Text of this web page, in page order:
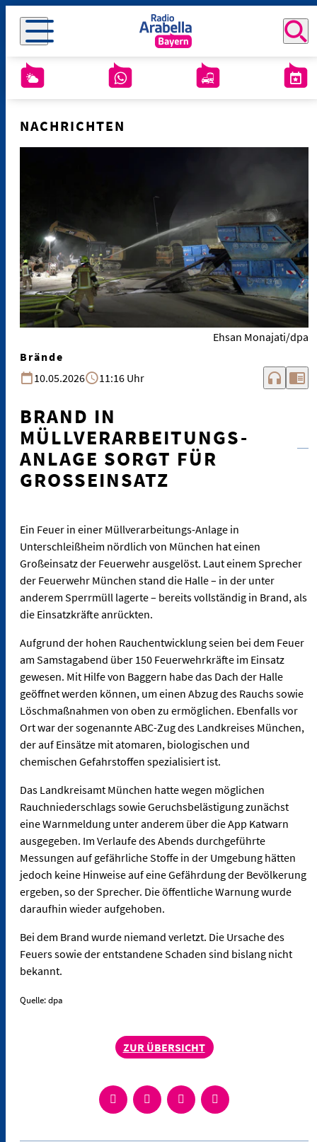
NACHRICHTEN
Ehsan Monajati/dpa
Brände
10.05.2026
11:16 Uhr headphones chrome_reader_mode
BRAND IN
MÜLLVERARBEITUNGS-
ANLAGE SORGT FÜR
GROSSEINSATZ
Ein Feuer in einer Müllverarbeitungs-Anlage in
Unterschleißheim nördlich von München hat einen
Großeinsatz der Feuerwehr ausgelöst. Laut einem Sprecher
der Feuerwehr München stand die Halle – in der unter
anderem Sperrmüll lagerte – bereits vollständig in Brand, als
die Einsatzkräfte anrückten.
Aufgrund der hohen Rauchentwicklung seien bei dem Feuer
am Samstagabend über 150 Feuerwehrkräfte im Einsatz
gewesen. Mit Hilfe von Baggern habe das Dach der Halle
geöffnet werden können, um einen Abzug des Rauchs sowie
Löschmaßnahmen von oben zu ermöglichen. Ebenfalls vor
Ort war der sogenannte ABC-Zug des Landkreises München,
der auf Einsätze mit atomaren, biologischen und
chemischen Gefahrstoffen spezialisiert ist.
Das Landkreisamt München hatte wegen möglichen
Rauchniederschlags sowie Geruchsbelästigung zunächst
eine Warnmeldung unter anderem über die App Katwarn
ausgegeben. Im Verlaufe des Abends durchgeführte
Messungen auf gefährliche Stoffe in der Umgebung hätten
jedoch keine Hinweise auf eine Gefährdung der Bevölkerung
ergeben, so der Sprecher. Die öffentliche Warnung wurde
daraufhin wieder aufgehoben.
Bei dem Brand wurde niemand verletzt. Die Ursache des
Feuers sowie der entstandene Schaden sind bislang nicht
bekannt.
Quelle: dpa
ZUR ÜBERSICHT